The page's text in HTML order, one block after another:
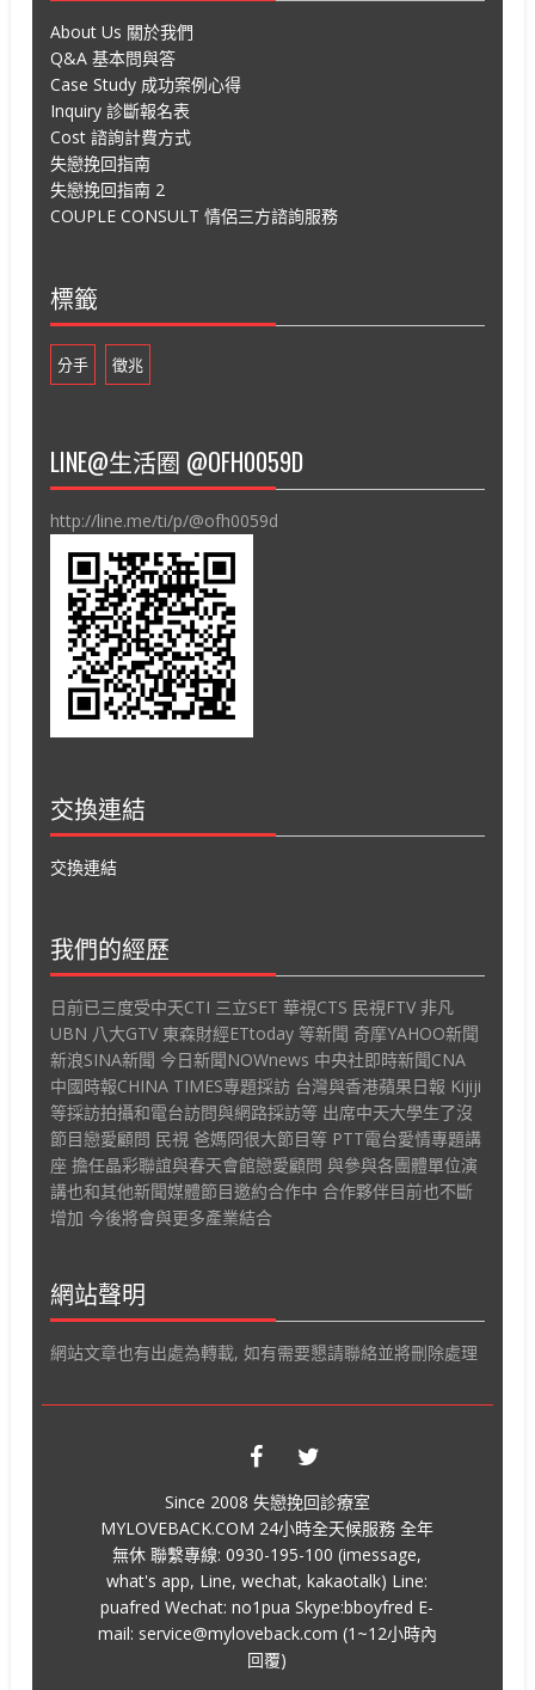
About Us 關於我們
Q&A 基本問與答
Case Study 成功案例心得
Inquiry 診斷報名表
Cost 諮詢計費方式
失戀挽回指南
失戀挽回指南 2
COUPLE CONSULT 情侶三方諮詢服務
標籤
分手 徵兆
LINE@生活圈 @OFH0059D
http://line.me/ti/p/@ofh0059d
交換連結
交換連結
我們的經歷
日前已三度受中天CTI 三立SET 華視CTS 民視FTV 非凡
UBN 八大GTV 東森財經ETtoday 等新聞 奇摩YAHOO新聞
新浪SINA新聞 今日新聞NOWnews 中央社即時新聞CNA
中國時報CHINA TIMES專題採訪 台灣與香港蘋果日報 Kijiji
等採訪拍攝和電台訪問與網路採訪等 出席中天大學生了沒
節目戀愛顧問 民視 爸媽冏很大節目等 PTT電台愛情專題講
座 擔任晶彩聯誼與春天會館戀愛顧問 與參與各團體單位演
講也和其他新聞媒體節目邀約合作中 合作夥伴目前也不斷
增加 今後將會與更多產業結合
網站聲明
網站文章也有出處為轉載, 如有需要懇請聯絡並將刪除處理
Since 2008 失戀挽回診療室
MYLOVEBACK.COM 24小時全天候服務 全年
無休 聯繫專線: 0930-195-100 (imessage,
what's app, Line, wechat, kakaotalk) Line:
puafred Wechat: no1pua Skype:bboyfred E-
mail: service@myloveback.com (1~12小時內
回覆)